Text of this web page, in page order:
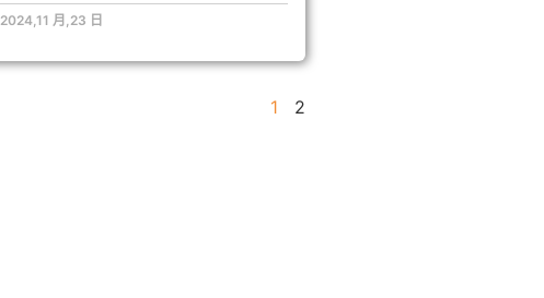
2024,11 月,23 日
1 2